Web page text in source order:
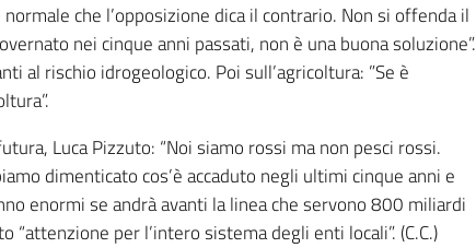
che l’opposizione dica il contrario. Non si offenda il
nei cinque anni passati, non è una buona soluzione”.
al rischio idrogeologico. Poi sull’agricoltura: ”Se è
Luca Pizzuto: “Noi siamo rossi ma non pesci rossi.
dimenticato cos’è accaduto negli ultimi cinque anni e
enormi se andrà avanti la linea che servono 800 miliardi
“attenzione per l’intero sistema degli enti locali”. (C.C.)